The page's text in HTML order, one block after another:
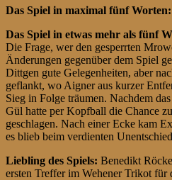
Das Spiel in maximal fünf Worten:
Das Spiel in etwas mehr als fünf
Die Frage, wer den gesperrten
Änderungen gegenüber dem Spiel
Dittgen gute Gelegenheiten, aber
geflankt, wo Aigner aus kurzer
Sieg in Folge träumen. Nachdem
Gül hatte per Kopfball die Chance
geschlagen. Nach einer Ecke kam
es blieb beim verdienten
Liebling des Spiels: Benedikt
ersten Treffer im Wehener Trikot für